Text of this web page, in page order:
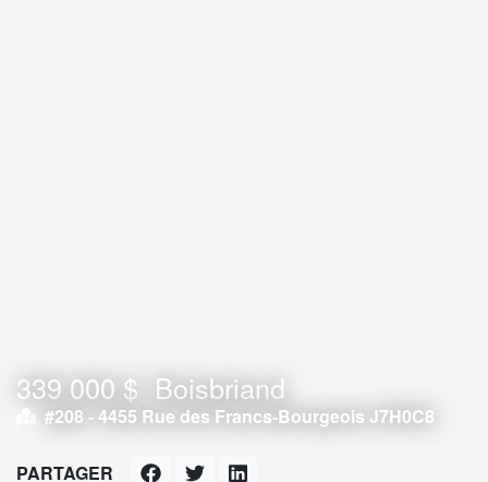
339 000 $ Boisbriand
#208 -4455 Rue des Francs-Bourgeois J7H0C8
PARTAGER